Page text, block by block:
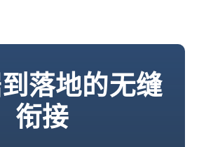
落地的无缝
衔接